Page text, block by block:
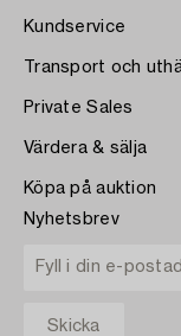
Kundservice
Transport och
Private Sales
Värdera & sälja
Köpa på auktion
Nyhetsbrev